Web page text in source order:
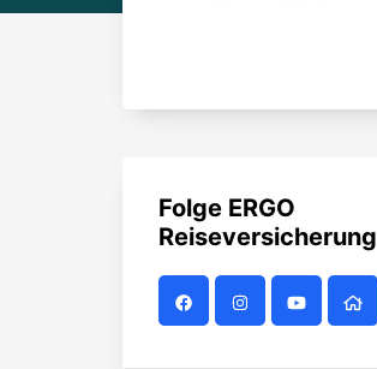
Folge ERGO
Reiseversicherung